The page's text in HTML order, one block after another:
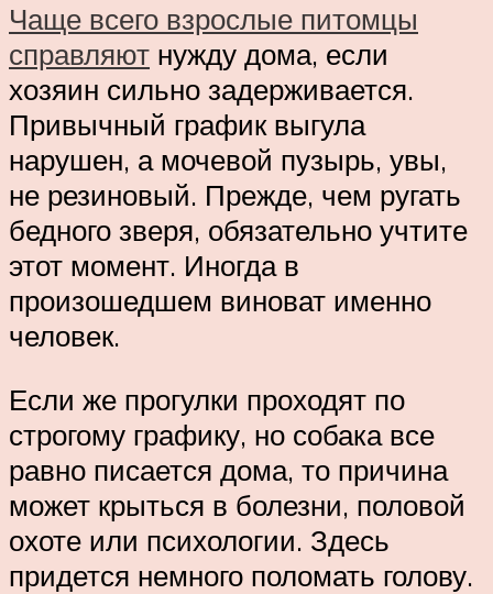
Чаще всего взрослые питомцы
справляют нужду дома, если
хозяин сильно задерживается.
Привычный график выгула
нарушен, а мочевой пузырь, увы,
не резиновый. Прежде, чем ругать
бедного зверя, обязательно учтите
этот момент. Иногда в
произошедшем виноват именно
человек.
Если же прогулки проходят по
строгому графику, но собака все
равно писается дома, то причина
может крыться в болезни, половой
охоте или психологии. Здесь
придется немного поломать голову.